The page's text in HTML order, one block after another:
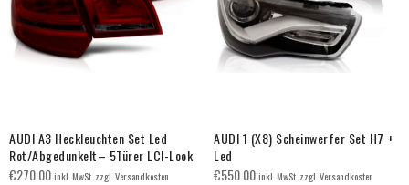
AUDI A3 Heckleuchten Set Led
Rot/Abgedunkelt– 5Türer LCI-Look
€270.00inkl. MwSt. zzgl. Versandkosten
AUDI 1 (X8) Scheinwerfer Set H7 +
Led
€550.00inkl. MwSt. zzgl. Versandkosten